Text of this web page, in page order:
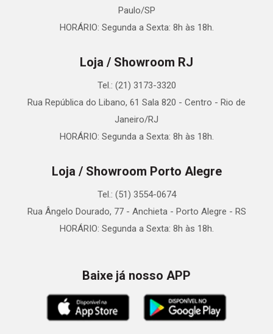
Paulo/SP
HORÁRIO: Segunda a Sexta: 8h às 18h.
Loja / Showroom RJ
Tel.: (21) 3173-3320
Rua República do Libano, 61 Sala 820 - Centro - Rio de
Janeiro/RJ
HORÁRIO: Segunda a Sexta: 8h às 18h.
Loja / Showroom Porto Alegre
Tel.: (51) 3554-0674
Rua Ângelo Dourado, 77 - Anchieta - Porto Alegre - RS
HORÁRIO: Segunda a Sexta: 8h às 18h.
Baixe já nosso APP